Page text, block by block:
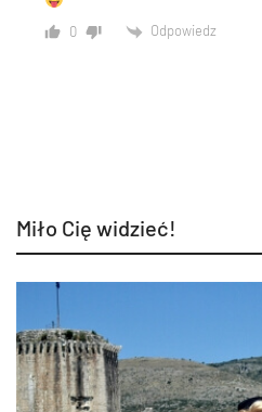
0 Odpowiedz
Miło Cię widzieć!